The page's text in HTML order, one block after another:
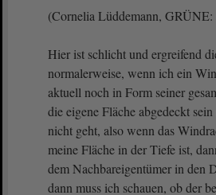
(Cornelia Lüddemann, GRÜNE:
Hier ist schlicht und ergreifend
normalerweise, wenn ich ein
aktuell noch in Form seiner
die eigene Fläche abgedeckt
nicht geht, also wenn das
meine Fläche in der Tiefe ist,
dem Nachbareigentümer in den
dann muss ich schauen, ob der